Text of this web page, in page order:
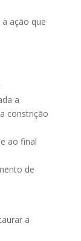
ação que
a
constrição
ao final
de
a